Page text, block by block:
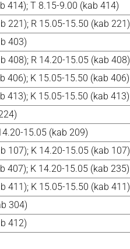
414); T 8.15-9.00 (kab 414)
221); R 15.05-15.50 (kab 221)
403)
408); R 14.20-15.05 (kab 408)
406); K 15.05-15.50 (kab 406)
413); K 15.05-15.50 (kab 413)
15.05 (kab 209)
107); K 14.20-15.05 (kab 107)
407); K 14.20-15.05 (kab 235)
411); K 15.05-15.50 (kab 411)
304)
412)